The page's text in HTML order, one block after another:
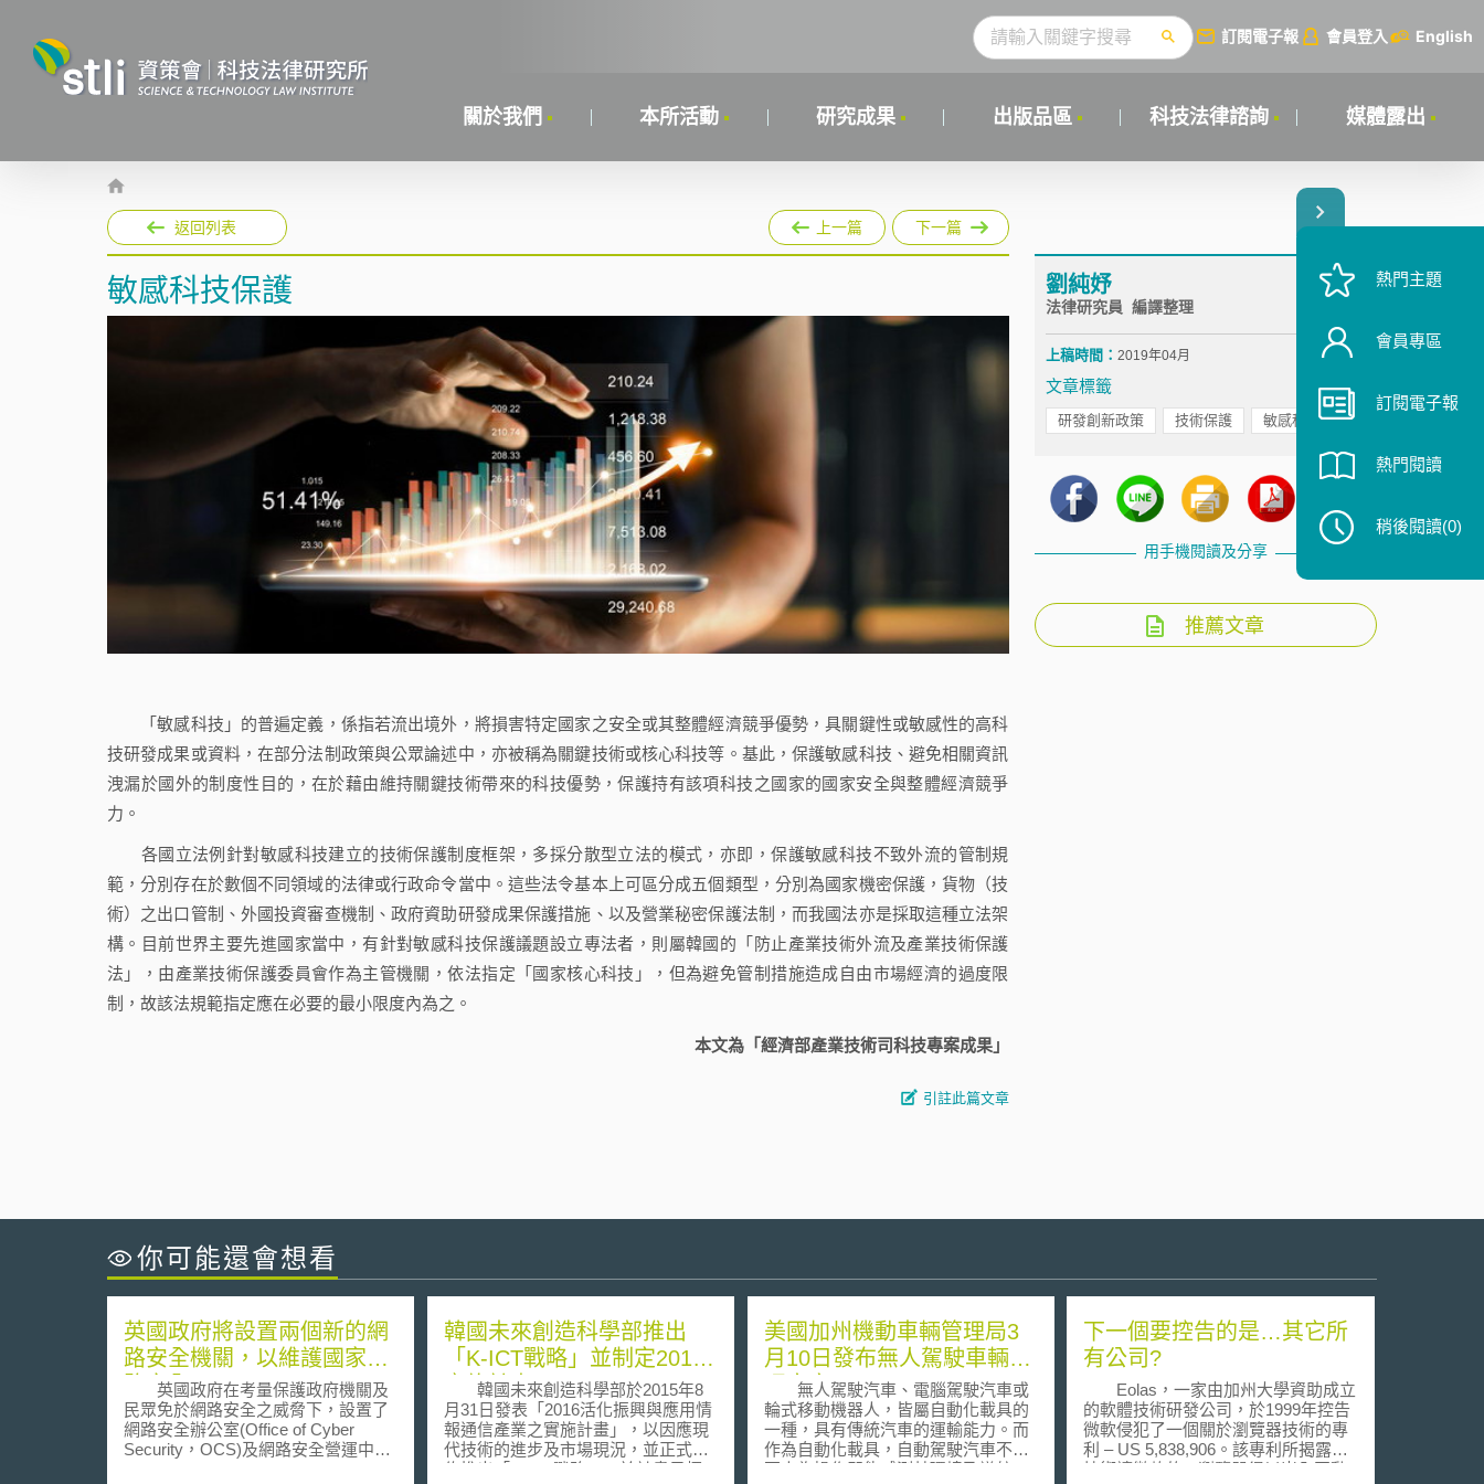
訂閱電子報 會員登入 English
關於我們 本所活動 研究成果 出版品區 科技法律諮詢 媒體露出
返回列表 上一篇 下一篇
敏感科技保護
「敏感科技」的普遍定義，係指若流出境外，將損害特定國家之安全或其整體經濟競爭優勢，具關鍵性或敏感性的高科
技研發成果或資料，在部分法制政策與公眾論述中，亦被稱為關鍵技術或核心科技等。基此，保護敏感科技、避免相關資訊
洩漏於國外的制度性目的，在於藉由維持關鍵技術帶來的科技優勢，保護持有該項科技之國家的國家安全與整體經濟競爭
力。
各國立法例針對敏感科技建立的技術保護制度框架，多採分散型立法的模式，亦即，保護敏感科技不致外流的管制規
範，分別存在於數個不同領域的法律或行政命令當中。這些法令基本上可區分成五個類型，分別為國家機密保護，貨物（技
術）之出口管制、外國投資審查機制、政府資助研發成果保護措施、以及營業秘密保護法制，而我國法亦是採取這種立法架
構。目前世界主要先進國家當中，有針對敏感科技保護議題設立專法者，則屬韓國的「防止產業技術外流及產業技術保護
法」，由產業技術保護委員會作為主管機關，依法指定「國家核心科技」，但為避免管制措施造成自由市場經濟的過度限
制，故該法規範指定應在必要的最小限度內為之。
本文為「經濟部產業技術司科技專案成果」
引註此篇文章
劉純妤
法律研究員 編譯整理
上稿時間： 2019年04月
文章標籤
研發創新政策 技術保護 敏感科技
用手機閱讀及分享
推薦文章
你可能還會想看
英國政府將設置兩個新的網
路安全機關，以維護國家網
路安全
英國政府在考量保護政府機關及
民眾免於網路安全之威脅下，設置了
網路安全辦公室(Office of Cyber
Security，OCS)及網路安全營運中心
韓國未來創造科學部推出
「K-ICT戰略」並制定2016
實施計畫
韓國未來創造科學部於2015年8
月31日發表「2016活化振興與應用情
報通信產業之實施計畫」，以因應現
代技術的進步及市場現況，並正式宣
佈推出「K-ICT戰略」，於計畫目標
美國加州機動車輛管理局3
月10日發布無人駕駛車輛管
理方案
無人駕駛汽車、電腦駕駛汽車或
輪式移動機器人，皆屬自動化載具的
一種，具有傳統汽車的運輸能力。而
作為自動化載具，自動駕駛汽車不需
要人為操作即能感測其環境及導航。
下一個要控告的是…其它所
有公司?
Eolas，一家由加州大學資助成立
的軟體技術研發公司，於1999年控告
微軟侵犯了一個關於瀏覽器技術的專
利 – US 5,838,906。該專利所揭露的
技術讓微軟的IE瀏覽器得以嵌入互動
熱門主題
會員專區
訂閱電子報
熱門閱讀
稍後閱讀(0)